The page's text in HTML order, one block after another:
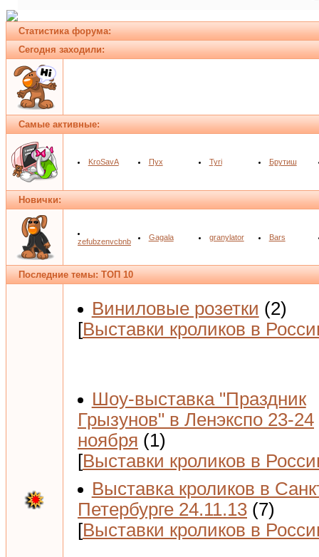
Статистика форума:
Сегодня заходили:
Самые активные:
KroSavA Пух Tyri Брутиш
Новички:
zefubzenvcbnb Gagala granylator Bars
Последние темы: ТОП 10
Виниловые розетки (2)
[Выставки кроликов в
Шоу-выставка "Праздник
Грызунов" в Ленэкспо 23-24
ноября (1)
[Выставки кроликов в
Выставка кроликов в
Петербурге 24.11.13 (7)
[Выставки кроликов в